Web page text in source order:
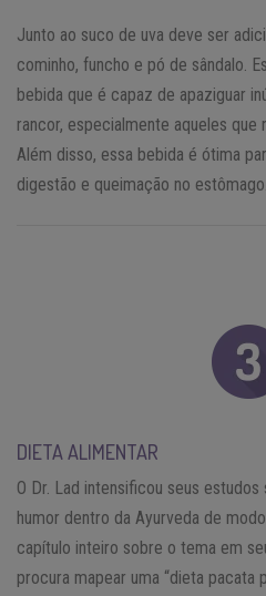
Junto ao suco de uva deve ser
cominho, funcho e pó de sândalo.
bebida que é capaz de apaziguar
rancor, especialmente aqueles que
Além disso, essa bebida é ótima
digestão e queimação no estômago.
DIETA ALIMENTAR
O Dr. Lad intensificou seus
humor dentro da Ayurveda de
capítulo inteiro sobre o tema em
procura mapear uma “dieta pacata